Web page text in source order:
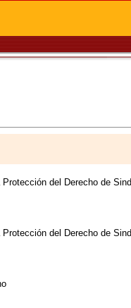
del Derecho de
del Derecho de